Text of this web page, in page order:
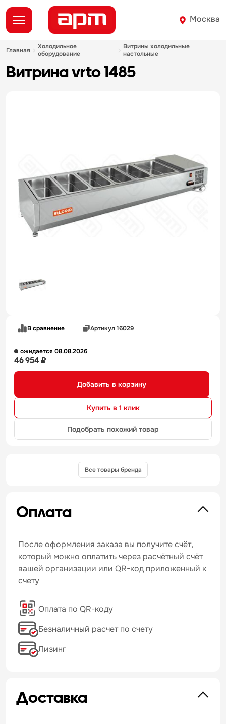
Москва
главная
холодильное
оборудование
витрины холодильные
настольные
витрина vrto 1485
В сравнение Артикул 16029
ожидается 08.08.2026
46 954 ₽
Добавить в корзину
Купить в 1 клик
Подобрать похожий товар
Все товары бренда
Оплата
После оформления заказа вы получите счёт,
который можно оплатить через расчётный счёт
вашей организации или QR-код приложенный к
счету
Оплата по QR-коду
Безналичный расчет по счету
Лизинг
Доставка